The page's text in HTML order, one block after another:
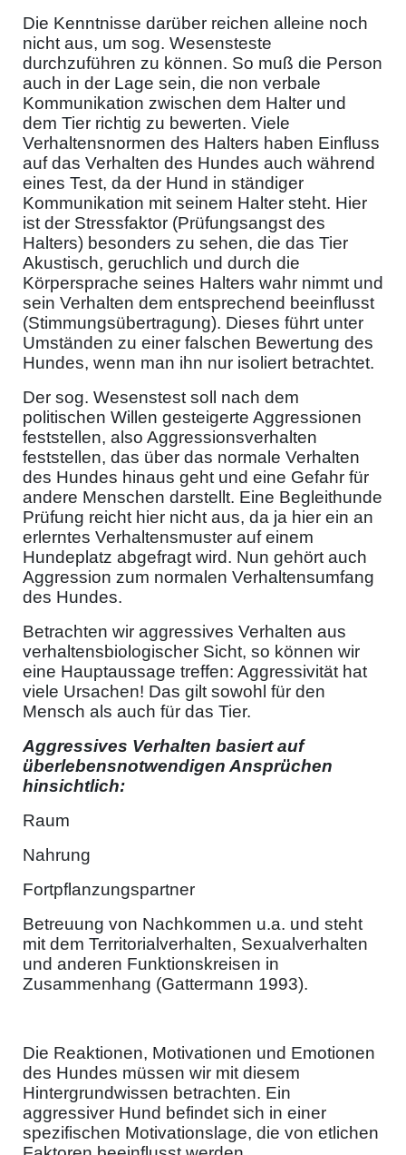
Die Kenntnisse darüber reichen alleine noch
nicht aus, um sog. Wesensteste
durchzuführen zu können. So muß die Person
auch in der Lage sein, die non verbale
Kommunikation zwischen dem Halter und
dem Tier richtig zu bewerten. Viele
Verhaltensnormen des Halters haben Einfluss
auf das Verhalten des Hundes auch während
eines Test, da der Hund in ständiger
Kommunikation mit seinem Halter steht. Hier
ist der Stressfaktor (Prüfungsangst des
Halters) besonders zu sehen, die das Tier
Akustisch, geruchlich und durch die
Körpersprache seines Halters wahr nimmt und
sein Verhalten dem entsprechend beeinflusst
(Stimmungsübertragung). Dieses führt unter
Umständen zu einer falschen Bewertung des
Hundes, wenn man ihn nur isoliert betrachtet.
Der sog. Wesenstest soll nach dem
politischen Willen gesteigerte Aggressionen
feststellen, also Aggressionsverhalten
feststellen, das über das normale Verhalten
des Hundes hinaus geht und eine Gefahr für
andere Menschen darstellt. Eine Begleithunde
Prüfung reicht hier nicht aus, da ja hier ein an
erlerntes Verhaltensmuster auf einem
Hundeplatz abgefragt wird. Nun gehört auch
Aggression zum normalen Verhaltensumfang
des Hundes.
Betrachten wir aggressives Verhalten aus
verhaltensbiologischer Sicht, so können wir
eine Hauptaussage treffen: Aggressivität hat
viele Ursachen! Das gilt sowohl für den
Mensch als auch für das Tier.
Aggressives Verhalten basiert auf
überlebensnotwendigen Ansprüchen
hinsichtlich:
Raum
Nahrung
Fortpflanzungspartner
Betreuung von Nachkommen u.a. und steht
mit dem Territorialverhalten, Sexualverhalten
und anderen Funktionskreisen in
Zusammenhang (Gattermann 1993).
Die Reaktionen, Motivationen und Emotionen
des Hundes müssen wir mit diesem
Hintergrundwissen betrachten. Ein
aggressiver Hund befindet sich in einer
spezifischen Motivationslage, die von etlichen